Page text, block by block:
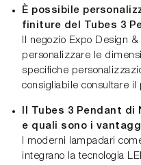
È possibile
finiture del Tubes 3
Il negozio Expo Design
personalizzare le
specifiche
consigliabile consultare il
Il Tubes 3 Pendant
e quali sono i
I moderni lampadari
integrano la tecnologia